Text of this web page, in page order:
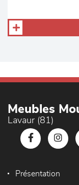
Meubles
Lavaur (81)
Présentation